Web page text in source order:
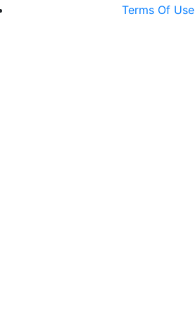
Terms Of Use